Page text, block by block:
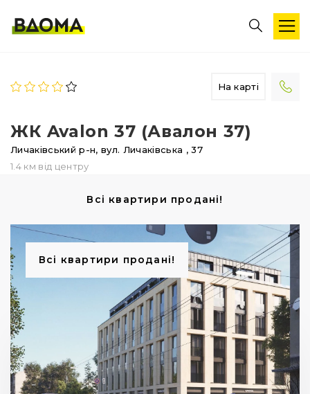
На карті
ЖК Avalon 37 (Авалон 37)
Личаківський р-н, вул. Личаківська , 37
1.4 км від центру
Всі квартири продані!
Всі квартири продані!